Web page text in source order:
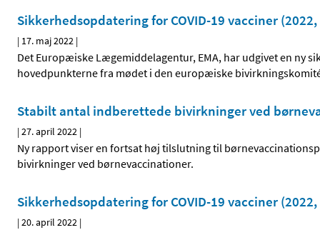
Sikkerhedsopdatering for COVID-19 vacciner (2022,
| 17. maj 2022 |
Det Europæiske Lægemiddelagentur, EMA, har udgivet en ny
hovedpunkterne fra mødet i den europæiske
Stabilt antal indberettede bivirkninger ved
|27. april 2022 |
Ny rapport viser en fortsat høj tilslutning til
bivirkninger ved børnevaccinationer.
Sikkerhedsopdatering for COVID-19 vacciner (2022,
|20. april 2022 |